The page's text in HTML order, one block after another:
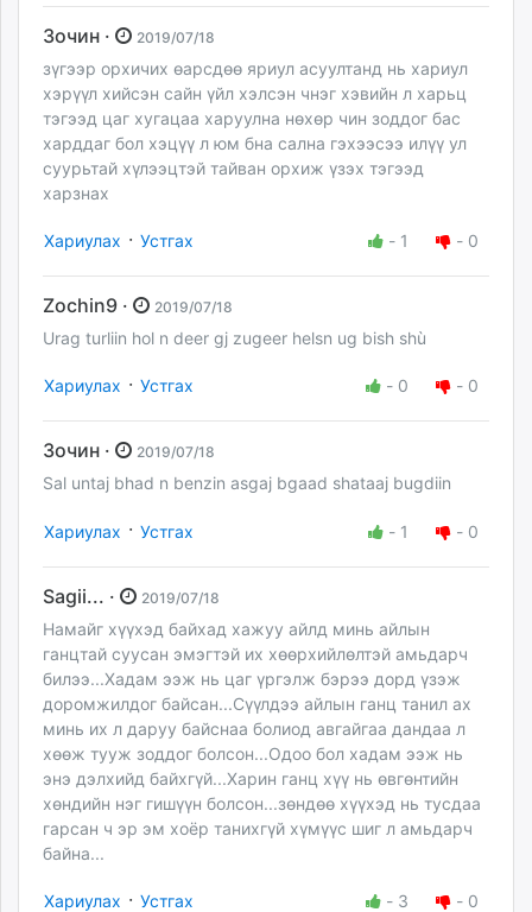
Зочин · 2019/07/18
зүгээр орхичих өарсдөө яриул асуултанд нь хариул
хэрүүл хийсэн сайн үйл хэлсэн чнэг хэвийн л харьц
тэгээд цаг хугацаа харуулна нөхөр чин зоддог бас
харддаг бол хэцүү л юм бна сална гэхээсээ илүү ул
суурьтай хүлээцтэй тайван орхиж үзэх тэгээд
харзнах
Хариулах · Устгах - 1 - 0
Zochin9 · 2019/07/18
Urag turliin hol n deer gj zugeer helsn ug bish shù
Хариулах · Устгах - 0 - 0
Зочин · 2019/07/18
Sal untaj bhad n benzin asgaj bgaad shataaj bugdiin
Хариулах · Устгах - 1 - 0
Sagii... · 2019/07/18
Намайг хүүхэд байхад хажуу айлд минь айлын
ганцтай суусан эмэгтэй их хөөрхийлөлтэй амьдарч
билээ...Хадам ээж нь цаг үргэлж бэрээ дорд үзэж
доромжилдог байсан...Сүүлдээ айлын ганц танил ах
минь их л даруу байснаа болиод авгайгаа дандаа л
хөөж тууж зоддог болсон...Одоо бол хадам ээж нь
энэ дэлхийд байхгүй...Харин ганц хүү нь өвгөнтийн
хөндийн нэг гишүүн болсон...зөндөө хүүхэд нь тусдаа
гарсан ч эр эм хоёр танихгүй хүмүүс шиг л амьдарч
байна...
Хариулах · Устгах - 3 - 0